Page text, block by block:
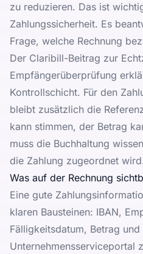
zu reduzieren. Das ist
Zahlungssicherheit. Es
Frage, welche Rechnung
Der Claribill-Beitrag zur
Empfängerüberprüfung
Kontrollschicht. Für den
bleibt zusätzlich die
kann stimmen, der Betrag
muss die Buchhaltung
die Zahlung zugeordnet
Was auf der Rechnung
Eine gute
klaren Bausteinen: IBAN,
Fälligkeitsdatum, Betrag
Unternehmensserviceportal